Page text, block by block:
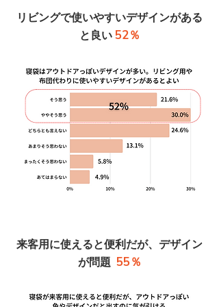
リビングで使いやすいデザインがある
と良い52％
来客用に使えると便利だが、デザイン
が問題 55％